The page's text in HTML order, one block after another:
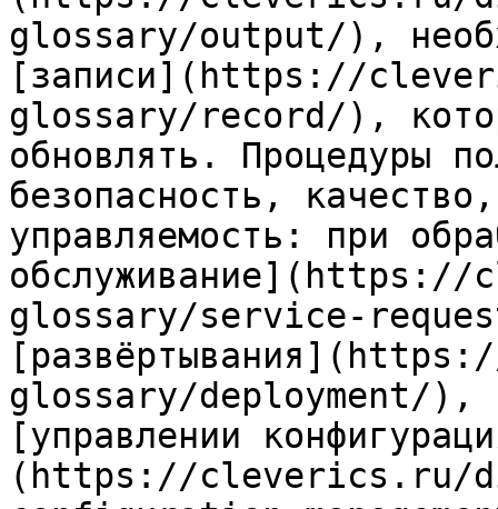
glossary/output/),
[записи](https://
glossary/record/),
обновлять. Процедуры
безопасность,
управляемость: при
glossary/service-
glossary/deployment/),
[управлении
(https://cleverics.ru/